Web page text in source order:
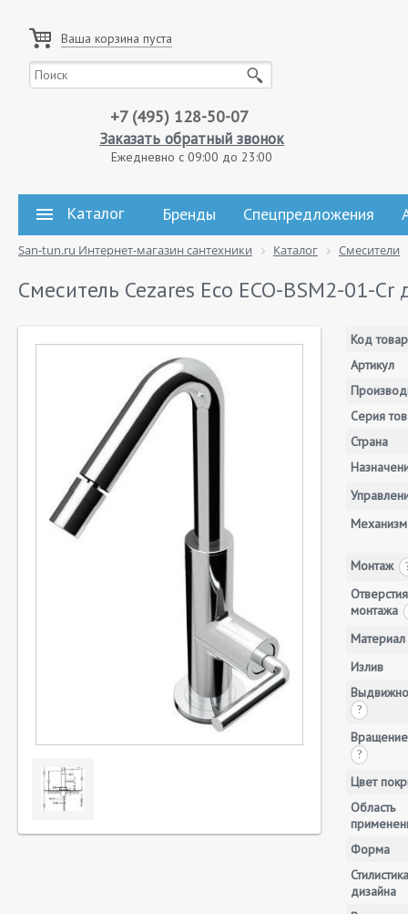
Ваша корзина пуста
+7 (495) 128-50-07
Заказать обратный звонок
Ежедневно с 09:00 до 23:00
Каталог Бренды Спецпредложения
San-tun.ru Интернет-магазин сантехники Каталог Смесители
Смеситель Cezares Eco ECO-BSM2-01-Cr
Код
Артикул
Серия
Страна
Механизм
Монтаж
монтажа
Материал
Излив
?
?
Цвет
Область
Форма
Стилистика
дизайна